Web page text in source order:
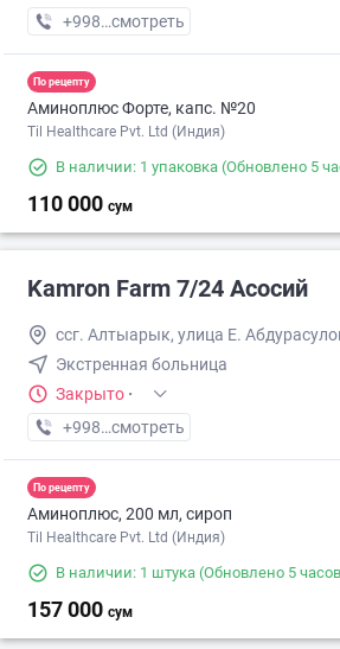
+998 (93) XXX-XX-XX
смотреть
По рецепту
Аминоплюс Форте, капс. №20
Til Healthcare Pvt. Ltd (Индия)
В наличии: 1 упаковка (Обновлено 5
110 000 сум
Kamron Farm 7/24 Асосий
ссг. Алтыарык, улица Е.
Экстренная больница
Закрыто ·
+998 (91) XXX-XX-XX
смотреть
По рецепту
Аминоплюс, 200 мл, сироп
Til Healthcare Pvt. Ltd (Индия)
В наличии: 1 штука (Обновлено 5
157 000 сум